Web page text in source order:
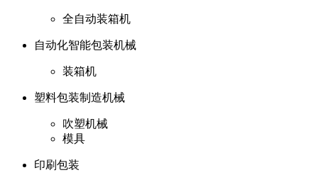
全自动装箱机
自动化智能包装机械
装箱机
塑料包装制造机械
吹塑机械
模具
印刷包装